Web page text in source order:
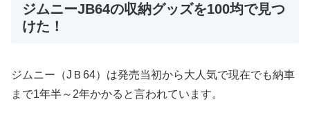
ジムニーJB64の収納グッズを100均で見つ
けた！
ジムニー（JＢ64）は発売当初から大人気で現在でも納車
まで1年半～2年かかると言われています。